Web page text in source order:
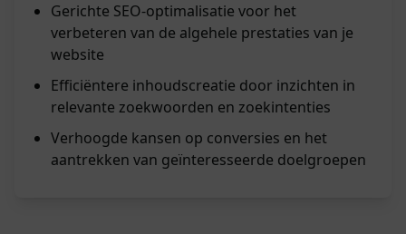
Gerichte SEO-optimalisatie voor het
verbeteren van de algehele prestaties van je
website
Efficiëntere inhoudscreatie door inzichten in
relevante zoekwoorden en zoekintenties
Verhoogde kansen op conversies en het
aantrekken van geïnteresseerde doelgroepen